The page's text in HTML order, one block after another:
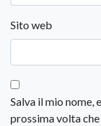
Sito web
Salva il mio nome,
prossima volta